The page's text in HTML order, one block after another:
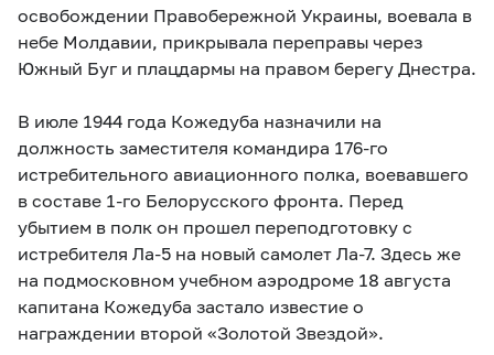
освобождении Правобережной Украины, воевала в
небе Молдавии, прикрывала переправы через
Южный Буг и плацдармы на правом берегу Днестра.
В июле 1944 года Кожедуба назначили на
должность заместителя командира 176-го
истребительного авиационного полка, воевавшего
в составе 1-го Белорусского фронта. Перед
убытием в полк он прошел переподготовку с
истребителя Ла-5 на новый самолет Ла-7. Здесь же
на подмосковном учебном аэродроме 18 августа
капитана Кожедуба застало известие о
награждении второй «Золотой Звездой».